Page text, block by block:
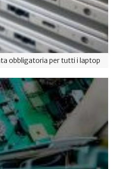
obbligatoria per tutti i laptop